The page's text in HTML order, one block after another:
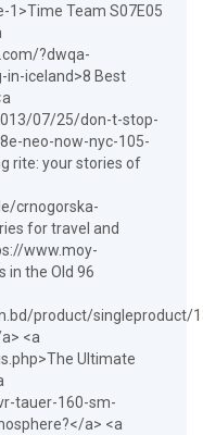
Team S07E05
?dwqa-
iceland>8 Best
07/25/don-t-stop-
neo-now-nyc-105-
rite: your stories of
crnogorska-
for travel and
www.moy-
in the Old 96
product/singleproduct/
<a
Ultimate
tauer-160-sm-
a> <a